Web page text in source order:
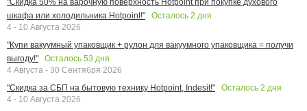
шкафа или холодильника Hotpoint!"
Осталось 2 дня
4 - 10 Августа 2026
"Купи вакуумный упаковщик + рулон для вакуумного упаковщика = получи
выгоду!"
Осталось 53 дня
4 Августа - 30 Сентября 2026
"Скидка за СБП на бытовую технику Hotpoint, Indesit!"
Осталось 2 дня
4 - 10 Августа 2026